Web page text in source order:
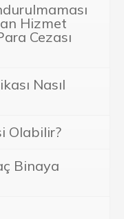
Hizmet
Cezası
Nasıl
Olabilir?
Binaya